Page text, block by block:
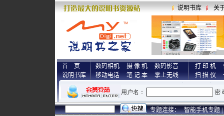
说明书库 关
首 页
说明书库
数码相机 摄 像 机
数码影音
移动电话
笔 记 本 掌上无线
打 印 机
扫 描 仪
专题连接： 智能手机专题 |